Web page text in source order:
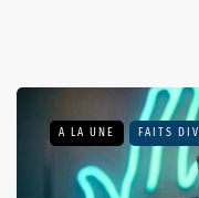
A LA UNE FAITS